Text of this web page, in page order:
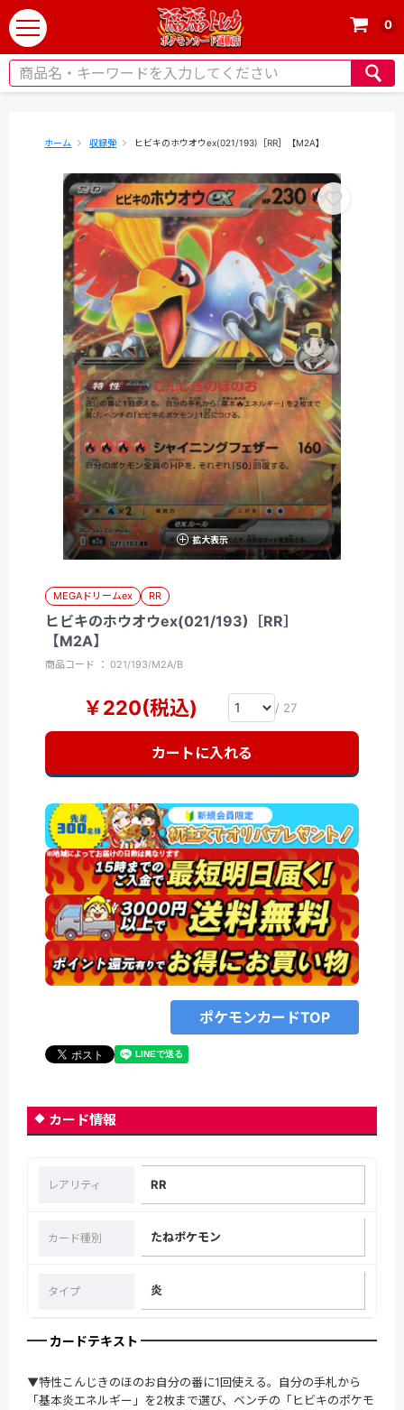
t
o
g
0
ホーム 収録弾 ヒビキのホウオウex(021/193)［RR］【M2A】
拡大表示
MEGAドリームex RR
ヒビキのホウオウex(021/193)［RR］
【M2A】
商品コード ： 021/193/M2A/B
￥220(税込) / 27
カートに入れる
ポケモンカードTOP
カード情報
レアリティ RR
カード種別 たねポケモン
タイプ 炎
カードテキスト
▼特性こんじきのほのお自分の番に1回使える。自分の手札から
「基本炎エネルギー」を2枚まで選び、ベンチの「ヒビキのポケモ